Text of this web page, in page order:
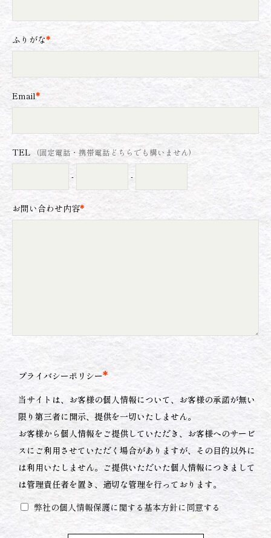
ふりがな*
Email*
TEL (固定電話・携帯電話どちらでも構いません)
- -
お問い合わせ内容*
プライバシーポリシー*
当サイトは、お客様の個人情報について、お客様の承諾が無い
限り第三者に開示、提供を一切いたしません。
お客様から個人情報をご提供していただき、お客様へのサービ
スにご利用させていただく場合がありますが、その目的以外に
は利用いたしません。ご提供いただいた個人情報につきまして
は管理責任者を置き、適切な管理を行っております。
弊社の個人情報保護に関する基本方針に同意する